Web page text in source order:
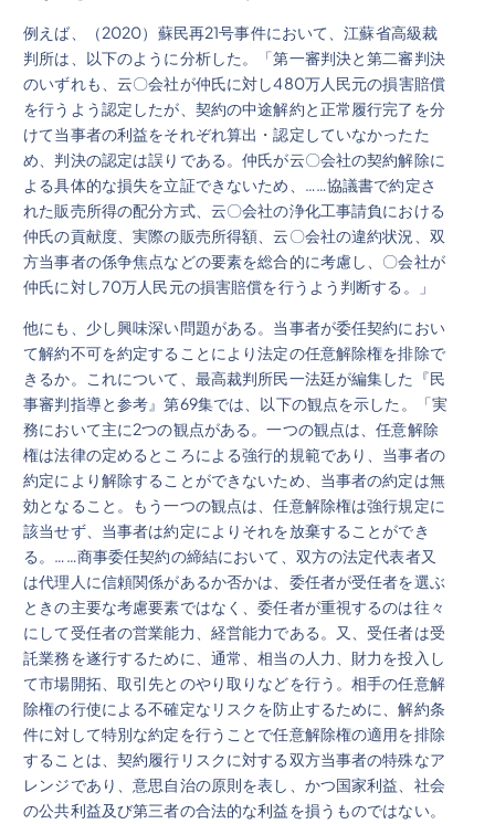
例えば、（2020）蘇民再21号事件において、江蘇省高級裁
判所は、以下のように分析した。「第一審判決と第二審判決
のいずれも、云〇会社が仲氏に対し480万人民元の損害賠償
を行うよう認定したが、契約の中途解約と正常履行完了を分
けて当事者の利益をそれぞれ算出・認定していなかったた
め、判決の認定は誤りである。仲氏が云〇会社の契約解除に
よる具体的な損失を立証できないため、……協議書で約定さ
れた販売所得の配分方式、云〇会社の浄化工事請負における
仲氏の貢献度、実際の販売所得額、云〇会社の違約状況、双
方当事者の係争焦点などの要素を総合的に考慮し、〇会社が
仲氏に対し70万人民元の損害賠償を行うよう判断する。」
他にも、少し興味深い問題がある。当事者が委任契約におい
て解約不可を約定することにより法定の任意解除権を排除で
きるか。これについて、最高裁判所民一法廷が編集した『民
事審判指導と参考』第69集では、以下の観点を示した。「実
務において主に2つの観点がある。一つの観点は、任意解除
権は法律の定めるところによる強行的規範であり、当事者の
約定により解除することができないため、当事者の約定は無
効となること。もう一つの観点は、任意解除権は強行規定に
該当せず、当事者は約定によりそれを放棄することができ
る。……商事委任契約の締結において、双方の法定代表者又
は代理人に信頼関係があるか否かは、委任者が受任者を選ぶ
ときの主要な考慮要素ではなく、委任者が重視するのは往々
にして受任者の営業能力、経営能力である。又、受任者は受
託業務を遂行するために、通常、相当の人力、財力を投入し
て市場開拓、取引先とのやり取りなどを行う。相手の任意解
除権の行使による不確定なリスクを防止するために、解約条
件に対して特別な約定を行うことで任意解除権の適用を排除
することは、契約履行リスクに対する双方当事者の特殊なア
レンジであり、意思自治の原則を表し、かつ国家利益、社会
の公共利益及び第三者の合法的な利益を損うものではない。